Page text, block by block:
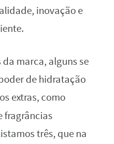
inovação e
marca, alguns se
de hidratação
extras, como
fragrâncias
três, que na